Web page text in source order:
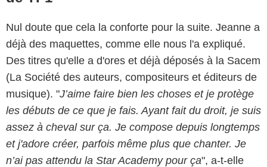
Nul doute que cela la conforte pour la suite. Jeanne a
déjà des maquettes, comme elle nous l'a expliqué.
Des titres qu'elle a d'ores et déjà déposés à la Sacem
(La Société des auteurs, compositeurs et éditeurs de
musique). "J’aime faire bien les choses et je protège
les débuts de ce que je fais. Ayant fait du droit, je suis
assez à cheval sur ça. Je compose depuis longtemps
et j'adore créer, parfois même plus que chanter. Je
n’ai pas attendu la Star Academy pour ça", a-t-elle